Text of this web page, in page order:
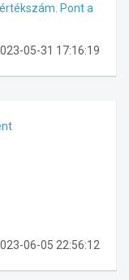
Pont a
05-31 17:16:19
06-05 22:56:12